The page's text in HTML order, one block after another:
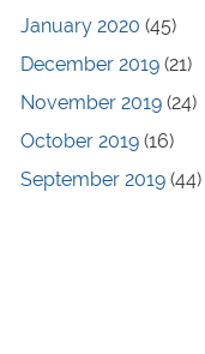
January 2020 (45)
December 2019 (21)
November 2019 (24)
October 2019 (16)
September 2019 (44)